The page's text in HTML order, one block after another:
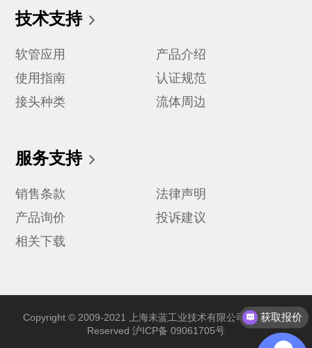
技术支持
软管应用
产品介绍
使用指南
认证规范
接头种类
流体周边
服务支持
销售条款
法律声明
产品询价
投诉建议
相关下载
Copyright © 2009-2021 上海未蓝工业技术有限公司 All Rights
Reserved 沪ICP备 09061705号
获取报价